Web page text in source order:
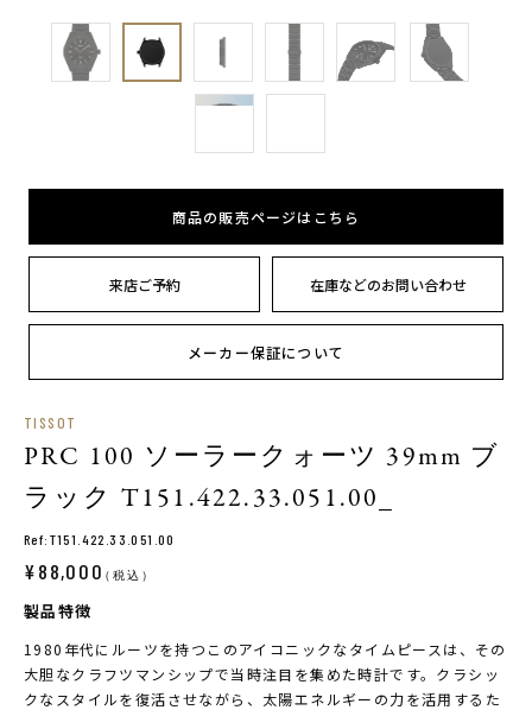
商品の販売ページはこちら
来店ご予約 在庫などのお問い合わせ
メーカー保証について
TISSOT
PRC 100 ソーラークォーツ 39mm ブ
ラック T151.422.33.051.00_
Ref:T151.422.33.051.00
¥88,000（税込）
製品特徴
1980年代にルーツを持つこのアイコニックなタイムピースは、その
大胆なクラフツマンシップで当時注目を集めた時計です。クラシッ
クなスタイルを復活させながら、太陽エネルギーの力を活用するた